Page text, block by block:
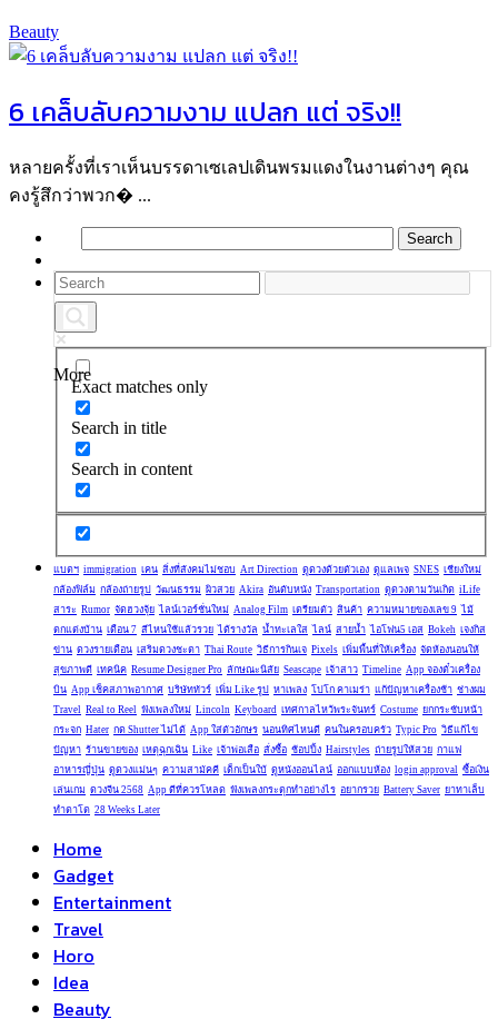
Beauty
6 เคล็บลับความงาม แปลก แต่ จริง!!
หลายครั้งที่เราเห็นบรรดาเซเลปเดินพรมแดงในงานต่างๆ คุณ
คงรู้สึกว่าพวก� ...
More
Exact matches only
Search in title
Search in content
แบตฯ immigration เคน สิ่งที่สังคมไม่ชอบ Art Direction ดูดวงด้วยตัวเอง ดูแลเพจ SNES เชียงใหม่
กล้องฟิล์ม กล้องถ่ายรูป วัฒนธรรม ผิวสวย Akira อันดับหนัง Transportation ดูดวงตามวันเกิด iLife
สาระ Rumor จัดฮวงจุ้ย ไลน์เวอร์ชั่นใหม่ Analog Film เตรียมตัว สินค้า ความหมายของเลข 9 ไม้
ตกแต่งบ้าน เดือน 7 สีไหนใช้แล้วรวย ได้รางวัล น้ำทะเลใส ไลน์ สายน้ำ ไอโฟน5 เอส Bokeh เจงกิส
ข่าน ดวงรายเดือน เสริมดวงชะตา Thai Route วิธีการกินเจ Pixels เพิ่มพื้นที่ให้เครื่อง จัดห้องนอนให้
สุขภาพดี เทคนิค Resume Designer Pro ลักษณะนิสัย Seascape เจ้าสาว Timeline App จองตั๋วเครื่อง
บิน App เช็คสภาพอากาศ บริษัททัวร์ เพิ่ม Like รูป หาเพลง โปโก คาเมร่า แก้ปัญหาเครื่องช้า ช่างผม
Travel Real to Reel ฟังเพลงใหม่ Lincoln Keyboard เทศกาลไหว้พระจันทร์ Costume ยกกระชับหน้า
กระจก Hater กด Shutter ไม่ได้ App ใส่ตัวอักษร นอนทิศไหนดี คนในครอบครัว Typic Pro วิธีแก้ไข
ปัญหา ร้านขายของ เหตุฉุกเฉิน Like เจ้าพ่อเสือ สั่งซื้อ ช้อปปิ้ง Hairstyles ถ่ายรูปให้สวย กาแฟ
อาหารญี่ปุ่น ดูดวงแม่นๆ ความสามัคคี เด็กเป็นใบ้ ดูหนังออนไลน์ ออกแบบห้อง login approval ซื้อเงิน
เล่นเกม ดวงจีน 2568 App ดีที่ควรโหลด ฟังเพลงกระตุกทำอย่างไร อยากรวย Battery Saver ยาทาเล็บ
ทำตาโต 28 Weeks Later
Home
Gadget
Entertainment
Travel
Horo
Idea
Beauty